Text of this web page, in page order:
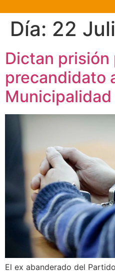
Día: 22
Dictan prisión
precandidato
El ex abanderado del